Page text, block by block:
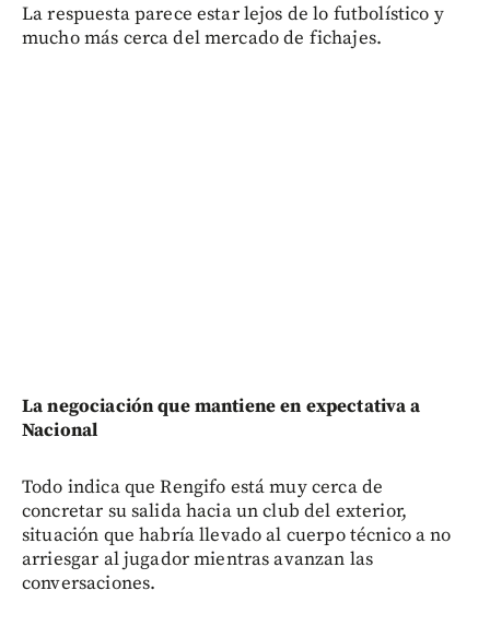
La respuesta parece estar lejos de lo futbolístico y
mucho más cerca del mercado de fichajes.
La negociación que mantiene en expectativa a
Nacional
Todo indica que Rengifo está muy cerca de
concretar su salida hacia un club del exterior,
situación que habría llevado al cuerpo técnico a no
arriesgar al jugador mientras avanzan las
conversaciones.